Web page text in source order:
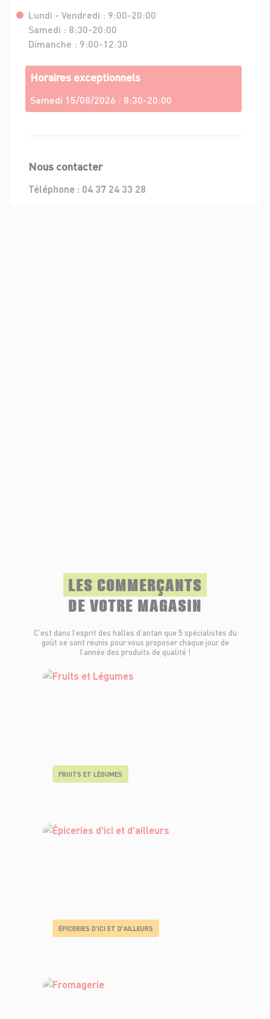
Lundi - Vendredi : 9:00-20:00
Samedi : 8:30-20:00
Dimanche : 9:00-12:30
Horaires exceptionnels
Samedi 15/08/2026 : 8:30-20:00
Nous contacter
Téléphone : 04 37 24 33 28
LES COMMERÇANTS
DE VOTRE MAGASIN
C’est dans l’esprit des halles d’antan que 5 spécialistes du
goût se sont réunis pour vous proposer chaque jour de
l’année des produits de qualité !
FRUITS ET LÉGUMES
ÉPICERIES D'ICI ET D'AILLEURS